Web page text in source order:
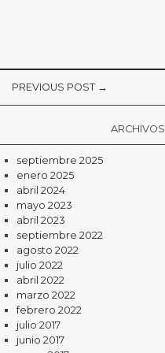
PREVIOUS POST →
ARCHIVOS
septiembre 2025
enero 2025
abril 2024
mayo 2023
abril 2023
septiembre 2022
agosto 2022
julio 2022
abril 2022
marzo 2022
febrero 2022
julio 2017
junio 2017